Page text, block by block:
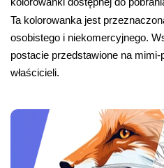
Ta kolorowanka jest
osobistego i niekomercyjnego.
postacie przedstawione na
właścicieli.